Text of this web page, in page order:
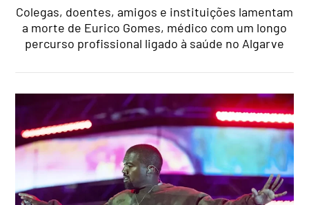
Colegas, doentes, amigos e instituições lamentam
a morte de Eurico Gomes, médico com um longo
percurso profissional ligado à saúde no Algarve